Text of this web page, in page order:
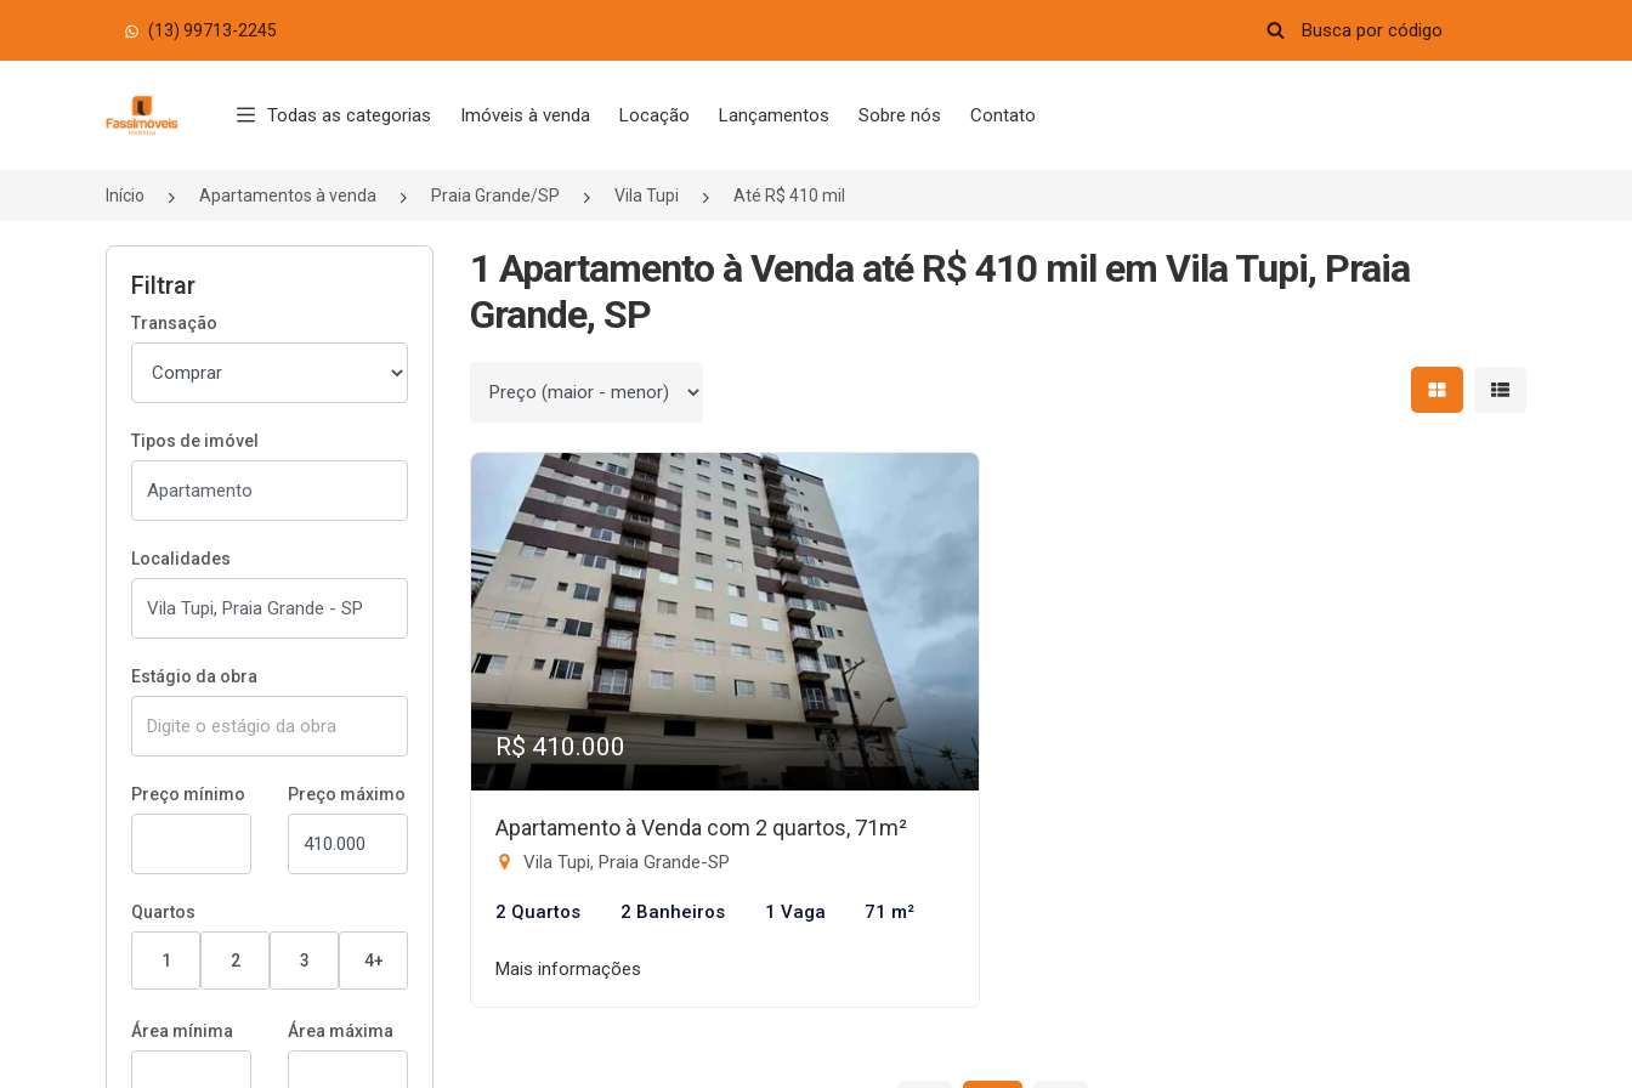
(13) 99713-2245
Página inicial
Todas as categorias Imóveis à venda Locação Lançamentos Sobre nós Contato
Início Apartamentos à venda Praia Grande/SP Vila Tupi Até R$ 410 mil
Filtrar
Transação
Tipos de imóvel
Localidades
Estágio da obra
Preço mínimo Preço máximo
Quartos
1 2 3 4+
Área mínima Área máxima
1 Apartamento à Venda até R$ 410 mil em Vila Tupi, Praia
Grande, SP
Ordenar por Mostrar resultados em
Mostrar
R$ 410.000
Apartamento à Venda com 2 quartos, 71m²
Vila Tupi, Praia Grande-SP
2 Quartos 2 Banheiros 1 Vaga 71 m²
Mais informações